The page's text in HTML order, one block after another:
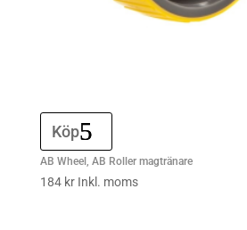
Köp
AB Wheel, AB Roller magtränare
184 kr Inkl. moms